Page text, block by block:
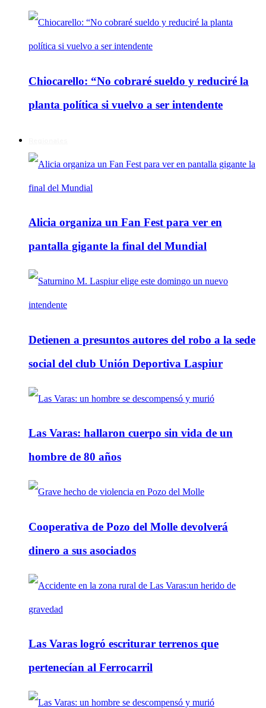
Chiocarello: “No cobraré sueldo y reduciré la
planta política si vuelvo a ser intendente
Alicia organiza un Fan Fest para ver en
pantalla gigante la final del Mundial
Detienen a presuntos autores del robo a la sede
social del club Unión Deportiva Laspiur
Las Varas: hallaron cuerpo sin vida de un
hombre de 80 años
Cooperativa de Pozo del Molle devolverá
dinero a sus asociados
Las Varas logró escriturar terrenos que
pertenecían al Ferrocarril